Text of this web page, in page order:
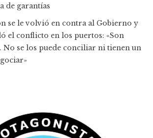
de garantías
se le volvió en contra al Gobierno y
el conflicto en los puertos: «Son
No se los puede conciliar ni tienen un